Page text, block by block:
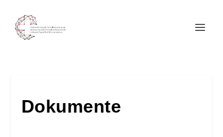
Dokumente